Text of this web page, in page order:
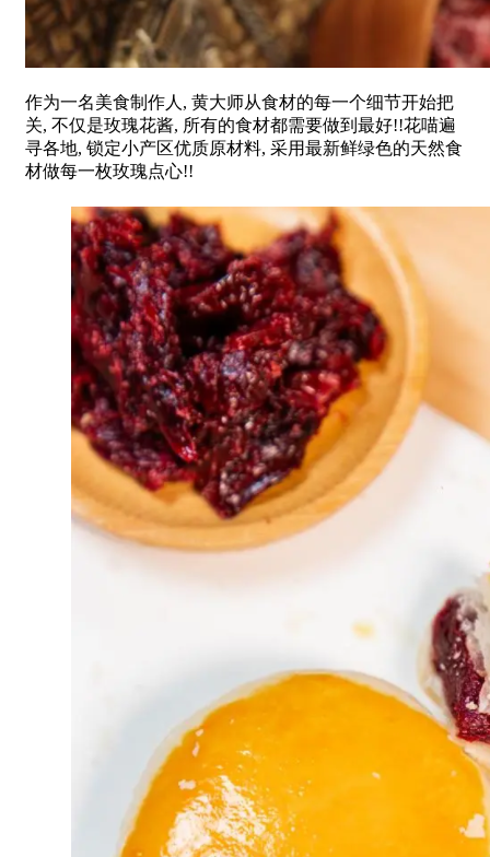
作为一名美食制作人, 黄大师从食材的每一个细节开始把
关, 不仅是玫瑰花酱, 所有的食材都需要做到最好!!花喵遍
寻各地, 锁定小产区优质原材料, 采用最新鲜绿色的天然食
材做每一枚玫瑰点心!!